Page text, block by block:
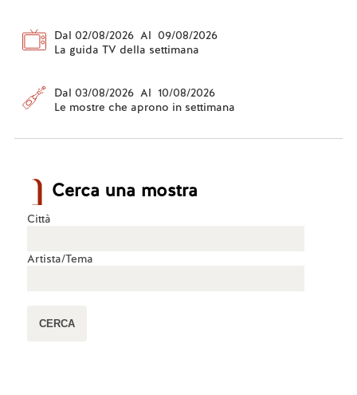
Dal 02/08/2026 Al 09/08/2026
La guida TV della settimana
Dal 03/08/2026 Al 10/08/2026
Le mostre che aprono in settimana
Cerca una mostra
Città
Artista/Tema